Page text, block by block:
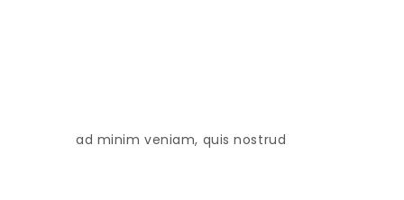
ad minim veniam, quis nostrud